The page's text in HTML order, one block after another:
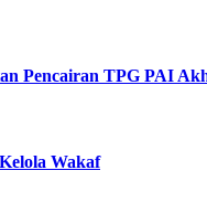
Pencairan TPG PAI
Wakaf